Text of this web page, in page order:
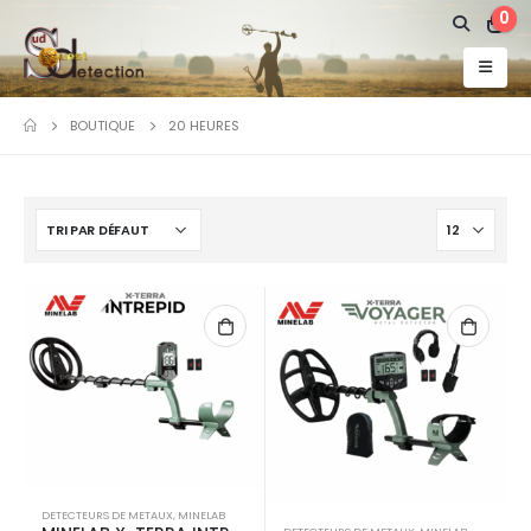
0
BOUTIQUE 20 HEURES
DETECTEURS DE METAUX, MINELAB